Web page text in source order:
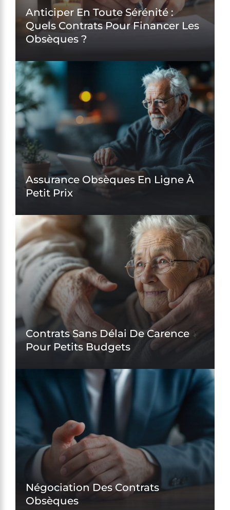
Anticiper En Toute Sérénité :
Quels Contrats Pour Financer Les
Obsèques ?
Assurance Obsèques En Ligne À
Petit Prix
Contrats Sans Délai De Carence
Pour Petits Budgets
Négociation Des Contrats
Obsèques